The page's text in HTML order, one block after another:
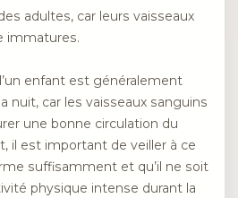
adultes, car leurs vaisseaux
immatures.
enfant est généralement
nuit, car les vaisseaux sanguins
une bonne circulation du
il est important de veiller à ce
suffisamment et qu’il ne soit
physique intense durant la